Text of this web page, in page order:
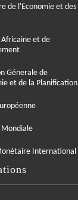
de l'Economie et des
Africaine et de
Génerale de
et de la Planification
Mondiale
International